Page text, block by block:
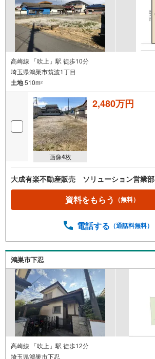
受
け
取
る
・
を
ジ
保
る
高崎線 「吹上」駅 徒歩10分
埼玉県鴻巣市筑波1丁目
土地510m2
画像4枚
2,480万円
大成有楽不動産販売 ソリューション営業部
資料をもらう （無料）
電話する （通話料無料）
鴻巣市下忍
高崎線 「吹上」駅 徒歩12分
埼玉県鴻巣市下忍